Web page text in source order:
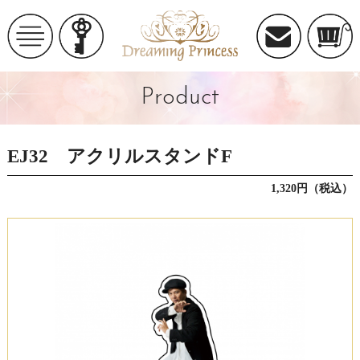
Product
EJ32 アクリルスタンドF
1,320円（税込）